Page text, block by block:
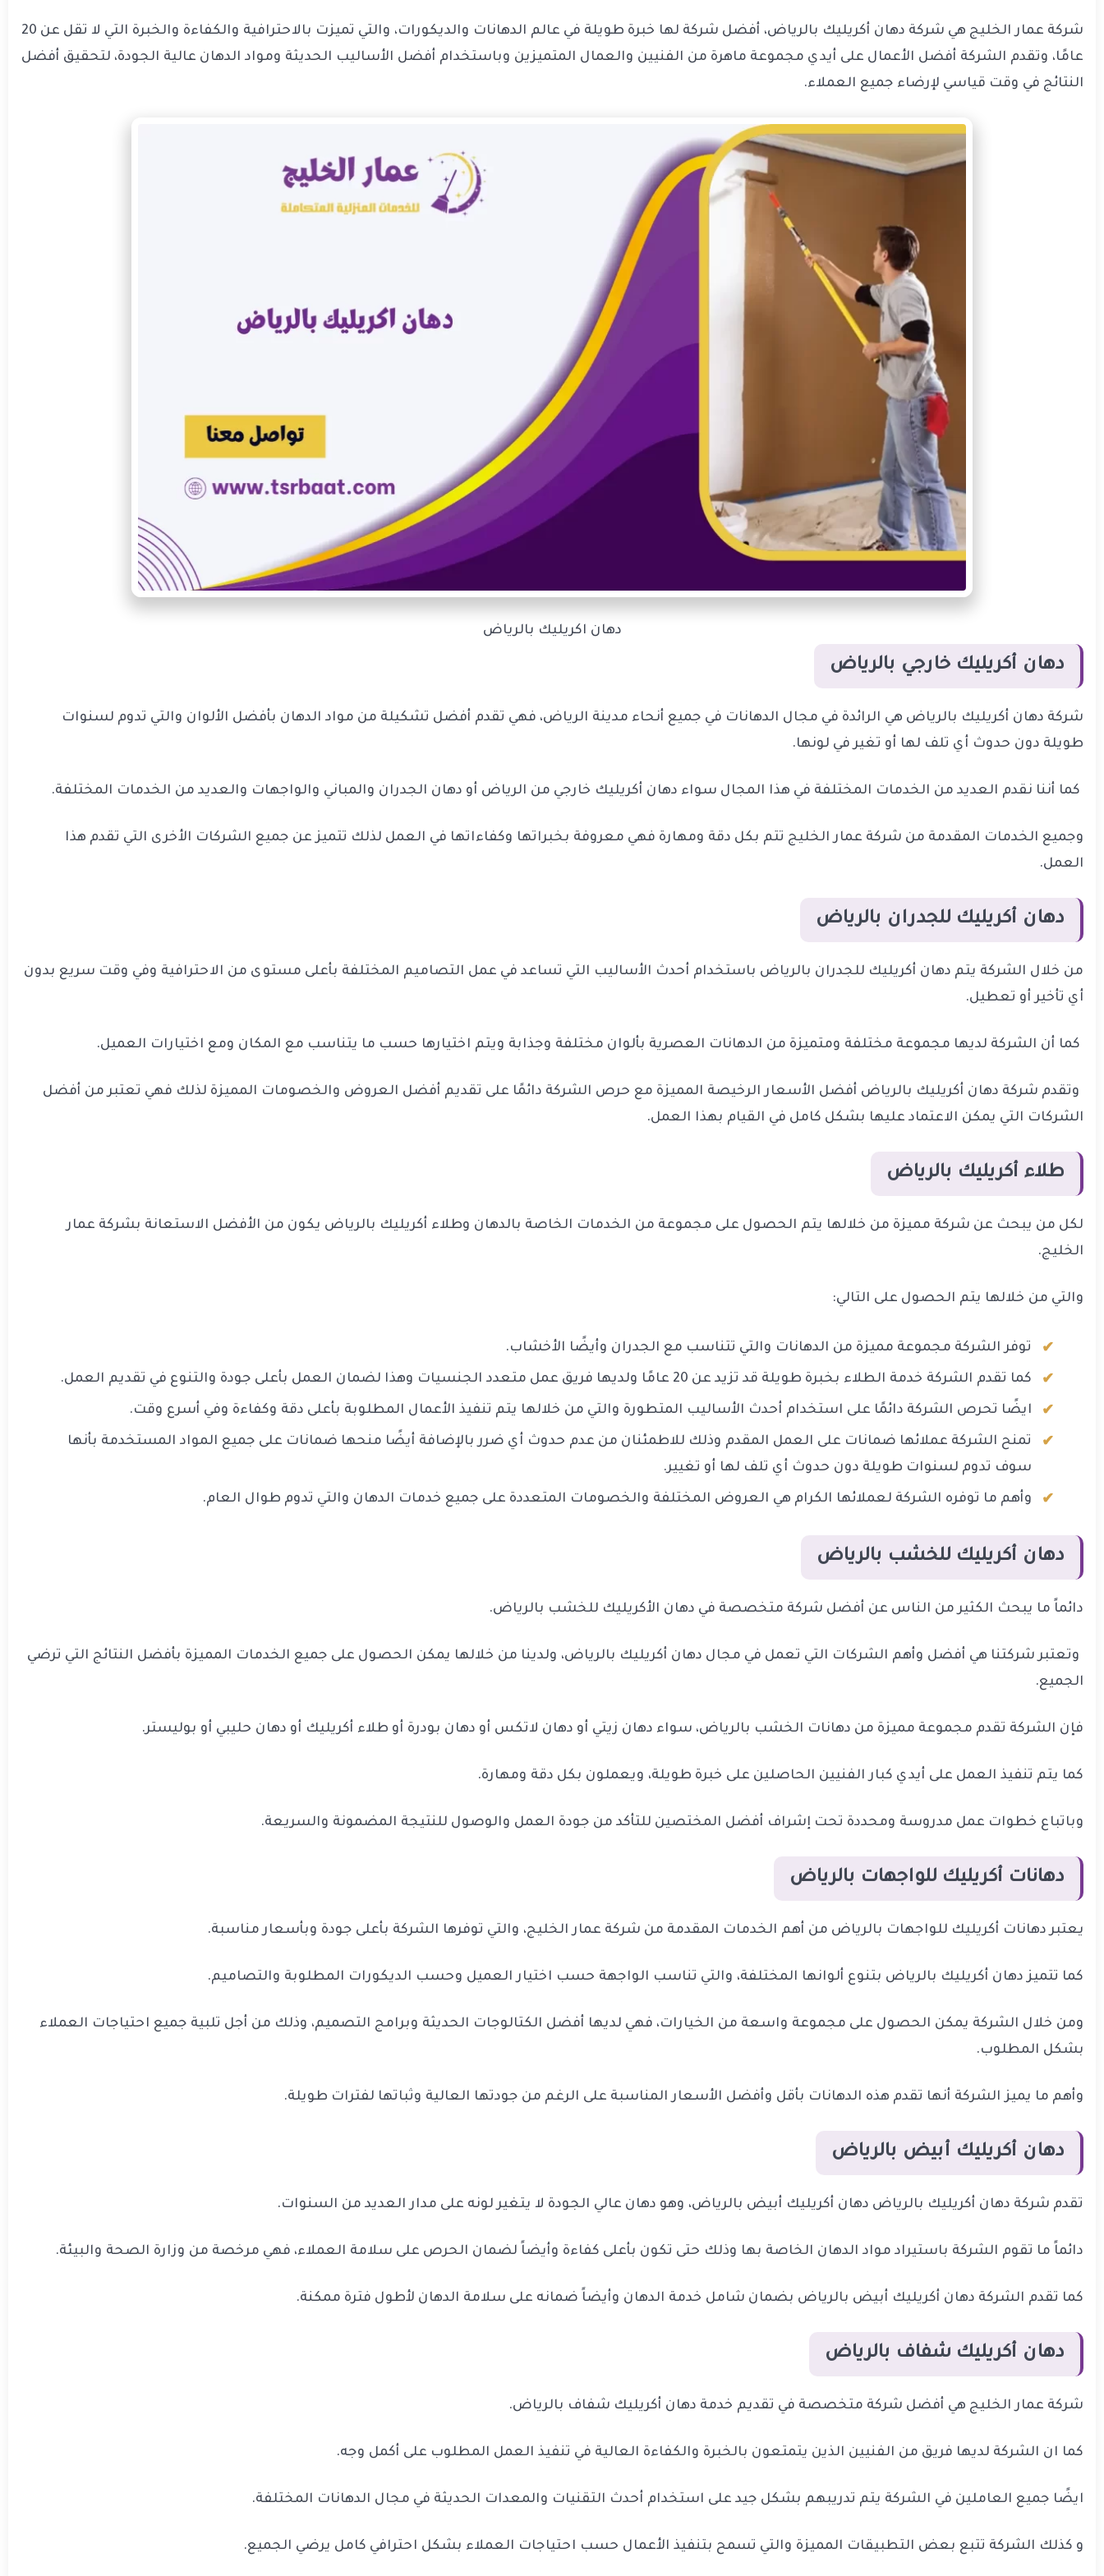
شركة عمار الخليج هي شركة دهان أكريليك بالرياض، أفضل شركة لها خبرة طويلة في عالم الدهانات والديكورات، والتي تميزت بالاحترافية والكفاءة والخبرة التي لا تقل عن 20
عامًا، وتقدم الشركة أفضل الأعمال على أيدي مجموعة ماهرة من الفنيين والعمال المتميزين وباستخدام أفضل الأساليب الحديثة ومواد الدهان عالية الجودة، لتحقيق أفضل
النتائج في وقت قياسي لإرضاء جميع العملاء.
دهان اكريليك بالرياض
دهان أكريليك خارجي بالرياض
شركة دهان أكريليك بالرياض هي الرائدة في مجال الدهانات في جميع أنحاء مدينة الرياض، فهي تقدم أفضل تشكيلة من مواد الدهان بأفضل الألوان والتي تدوم لسنوات
طويلة دون حدوث أي تلف لها أو تغير في لونها.
كما أننا نقدم العديد من الخدمات المختلفة في هذا المجال سواء دهان أكريليك خارجي من الرياض أو دهان الجدران والمباني والواجهات والعديد من الخدمات المختلفة.
وجميع الخدمات المقدمة من شركة عمار الخليج تتم بكل دقة ومهارة فهي معروفة بخبراتها وكفاءاتها في العمل لذلك تتميز عن جميع الشركات الأخرى التي تقدم هذا
العمل.
دهان أكريليك للجدران بالرياض
من خلال الشركة يتم دهان أكريليك للجدران بالرياض باستخدام أحدث الأساليب التي تساعد في عمل التصاميم المختلفة بأعلى مستوى من الاحترافية وفي وقت سريع بدون
أي تأخير أو تعطيل.
كما أن الشركة لديها مجموعة مختلفة ومتميزة من الدهانات العصرية بألوان مختلفة وجذابة ويتم اختيارها حسب ما يتناسب مع المكان ومع اختيارات العميل.
وتقدم شركة دهان أكريليك بالرياض أفضل الأسعار الرخيصة المميزة مع حرص الشركة دائمًا على تقديم أفضل العروض والخصومات المميزة لذلك فهي تعتبر من أفضل
الشركات التي يمكن الاعتماد عليها بشكل كامل في القيام بهذا العمل.
طلاء أكريليك بالرياض
لكل من يبحث عن شركة مميزة من خلالها يتم الحصول على مجموعة من الخدمات الخاصة بالدهان وطلاء أكريليك بالرياض يكون من الأفضل الاستعانة بشركة عمار
الخليج.
والتي من خلالها يتم الحصول على التالي:
توفر الشركة مجموعة مميزة من الدهانات والتي تتناسب مع الجدران وأيضًا الأخشاب.
كما تقدم الشركة خدمة الطلاء بخبرة طويلة قد تزيد عن 20 عامًا ولديها فريق عمل متعدد الجنسيات وهذا لضمان العمل بأعلى جودة والتنوع في تقديم العمل.
ايضًا تحرص الشركة دائمًا على استخدام أحدث الأساليب المتطورة والتي من خلالها يتم تنفيذ الأعمال المطلوبة بأعلى دقة وكفاءة وفي أسرع وقت.
تمنح الشركة عملائها ضمانات على العمل المقدم وذلك للاطمئنان من عدم حدوث أي ضرر بالإضافة أيضًا منحها ضمانات على جميع المواد المستخدمة بأنها
سوف تدوم لسنوات طويلة دون حدوث أي تلف لها أو تغيير.
وأهم ما توفره الشركة لعملائها الكرام هي العروض المختلفة والخصومات المتعددة على جميع خدمات الدهان والتي تدوم طوال العام.
دهان أكريليك للخشب بالرياض
دائماً ما يبحث الكثير من الناس عن أفضل شركة متخصصة في دهان الأكريليك للخشب بالرياض.
وتعتبر شركتنا هي أفضل وأهم الشركات التي تعمل في مجال دهان أكريليك بالرياض، ولدينا من خلالها يمكن الحصول على جميع الخدمات المميزة بأفضل النتائج التي ترضي
الجميع.
فإن الشركة تقدم مجموعة مميزة من دهانات الخشب بالرياض، سواء دهان زيتي أو دهان لاتكس أو دهان بودرة أو طلاء أكريليك أو دهان حليبي أو بوليستر.
كما يتم تنفيذ العمل على أيدي كبار الفنيين الحاصلين على خبرة طويلة، ويعملون بكل دقة ومهارة.
وباتباع خطوات عمل مدروسة ومحددة تحت إشراف أفضل المختصين للتأكد من جودة العمل والوصول للنتيجة المضمونة والسريعة.
دهانات أكريليك للواجهات بالرياض
يعتبر دهانات أكريليك للواجهات بالرياض من أهم الخدمات المقدمة من شركة عمار الخليج، والتي توفرها الشركة بأعلى جودة وبأسعار مناسبة.
كما تتميز دهان أكريليك بالرياض بتنوع ألوانها المختلفة، والتي تناسب الواجهة حسب اختيار العميل وحسب الديكورات المطلوبة والتصاميم.
ومن خلال الشركة يمكن الحصول على مجموعة واسعة من الخيارات، فهي لديها أفضل الكتالوجات الحديثة وبرامج التصميم، وذلك من أجل تلبية جميع احتياجات العملاء
بشكل المطلوب.
وأهم ما يميز الشركة أنها تقدم هذه الدهانات بأقل وأفضل الأسعار المناسبة على الرغم من جودتها العالية وثباتها لفترات طويلة.
دهان أكريليك أبيض بالرياض
تقدم شركة دهان أكريليك بالرياض دهان أكريليك أبيض بالرياض، وهو دهان عالي الجودة لا يتغير لونه على مدار العديد من السنوات.
دائماً ما تقوم الشركة باستيراد مواد الدهان الخاصة بها وذلك حتى تكون بأعلى كفاءة وأيضاً لضمان الحرص على سلامة العملاء، فهي مرخصة من وزارة الصحة والبيئة.
كما تقدم الشركة دهان أكريليك أبيض بالرياض بضمان شامل خدمة الدهان وأيضاً ضمانه على سلامة الدهان لأطول فترة ممكنة.
دهان أكريليك شفاف بالرياض
شركة عمار الخليج هي أفضل شركة متخصصة في تقديم خدمة دهان أكريليك شفاف بالرياض.
كما ان الشركة لديها فريق من الفنيين الذين يتمتعون بالخبرة والكفاءة العالية في تنفيذ العمل المطلوب على أكمل وجه.
ايضًا جميع العاملين في الشركة يتم تدريبهم بشكل جيد على استخدام أحدث التقنيات والمعدات الحديثة في مجال الدهانات المختلفة.
و كذلك الشركة تتبع بعض التطبيقات المميزة والتي تسمح بتنفيذ الأعمال حسب احتياجات العملاء بشكل احترافي كامل يرضي الجميع.